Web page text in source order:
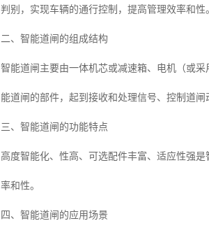
判别，实现车辆的通行控制，提高管理效率和性
二、智能道闸的组成结构
智能道闸主要由一体机芯或减速箱、电机（或
能道闸的部件，起到接收和处理信号、控制道闸
三、智能道闸的功能特点
高度智能化、性高、可选配件丰富、适应性强
率和性。
四、智能道闸的应用场景